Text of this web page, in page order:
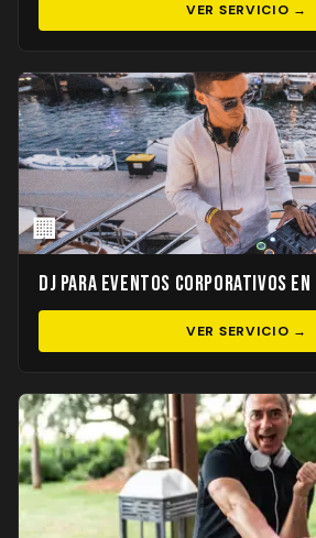
VER SERVICIO →
🏢
DJ para Eventos Corporativos en
VER SERVICIO →